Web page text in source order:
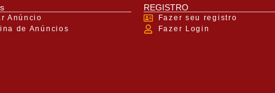
Anúncio
de Anúncios
REGISTRO
Fazer seu registro
Fazer Login